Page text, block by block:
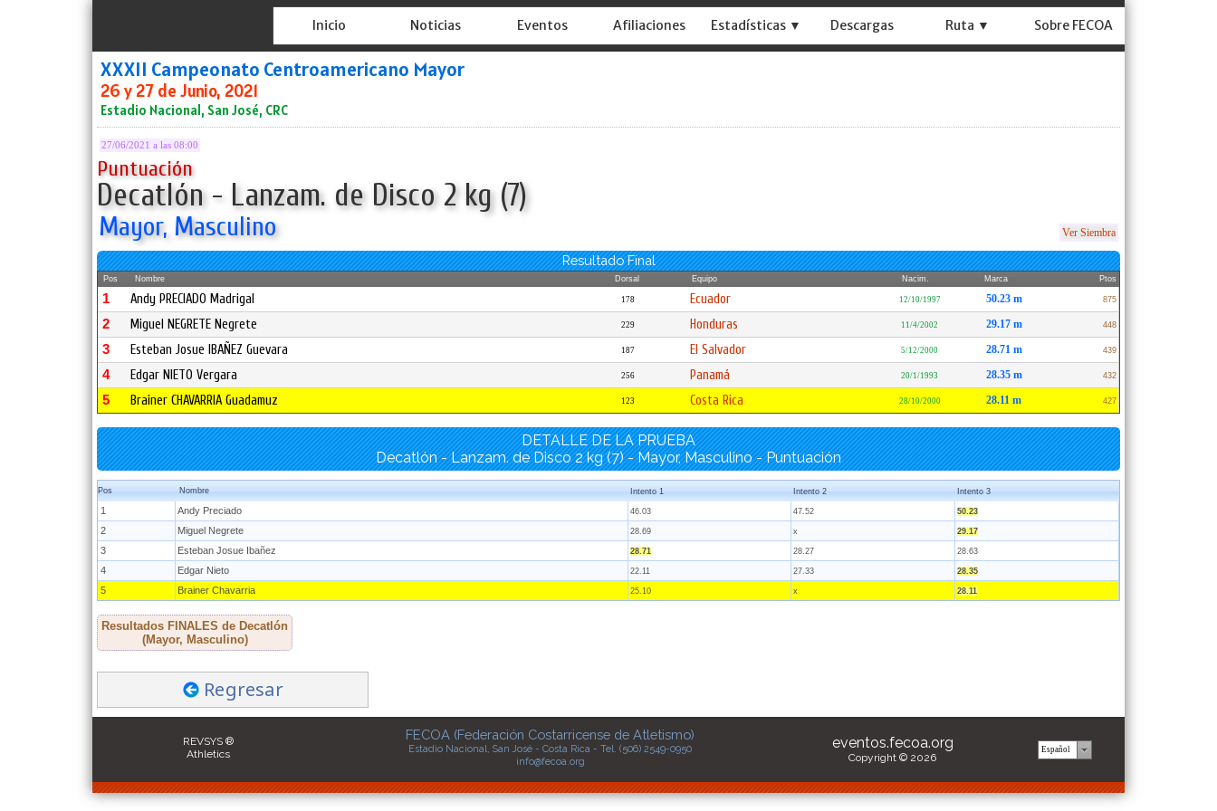
Inicio Noticias Eventos Afiliaciones Estadísticas ▼ Descargas Ruta ▼ Sobre FECOA
XXXII Campeonato Centroamericano Mayor
26 y 27 de Junio, 2021
Estadio Nacional, San José, CRC
27/06/2021 a las 08:00
Puntuación
Decatlón - Lanzam. de Disco 2 kg (7)
Mayor, Masculino Ver Siembra
Resultado Final
Pos Nombre Dorsal Equipo Nacim. Marca Ptos
1 Andy PRECIADO Madrigal 178 Ecuador 12/10/1997 50.23 m 875
2 Miguel NEGRETE Negrete 229 Honduras 11/4/2002 29.17 m 448
3 Esteban Josue IBAÑEZ Guevara 187 El Salvador 5/12/2000 28.71 m 439
4 Edgar NIETO Vergara 256 Panamá 20/1/1993 28.35 m 432
5 Brainer CHAVARRIA Guadamuz 123 Costa Rica 28/10/2000 28.11 m 427
DETALLE DE LA PRUEBA
Decatlón - Lanzam. de Disco 2 kg (7) - Mayor, Masculino - Puntuación
Pos Nombre Intento 1 Intento 2 Intento 3
1 Andy Preciado 46.03 47.52 50.23
2 Miguel Negrete 28.69 x 29.17
3 Esteban Josue Ibañez 28.71 28.27 28.63
4 Edgar Nieto 22.11 27.33 28.35
5 Brainer Chavarria 25.10 x 28.11
Resultados FINALES de Decatlón
(Mayor, Masculino)
Regresar
REVSYS ®
Athletics
FECOA (Federación Costarricense de Atletismo)
Estadio Nacional, San José - Costa Rica - Tel. (506) 2549-0950
info@fecoa.org
eventos.fecoa.org
Copyright © 2026